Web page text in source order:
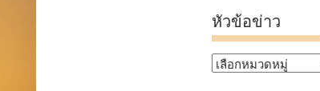
หัวข้อข่าว
หัวข้อ